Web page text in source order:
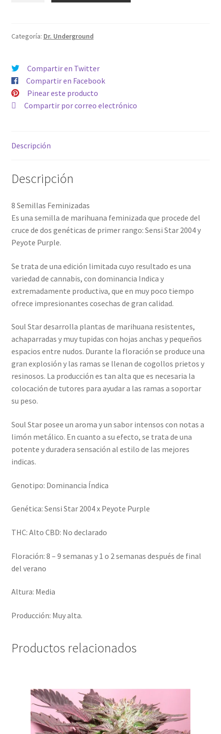
Categoría: Dr. Underground
Compartir en Twitter
Compartir en Facebook
Pinear este producto
Compartir por correo electrónico
Descripción
Descripción
8 Semillas Feminizadas
Es una semilla de marihuana feminizada que procede del
cruce de dos genéticas de primer rango: Sensi Star 2004 y
Peyote Purple.
Se trata de una edición limitada cuyo resultado es una
variedad de cannabis, con dominancia Indica y
extremadamente productiva, que en muy poco tiempo
ofrece impresionantes cosechas de gran calidad.
Soul Star desarrolla plantas de marihuana resistentes,
achaparradas y muy tupidas con hojas anchas y pequeños
espacios entre nudos. Durante la floración se produce una
gran explosión y las ramas se llenan de cogollos prietos y
resinosos. La producción es tan alta que es necesaria la
colocación de tutores para ayudar a las ramas a soportar
su peso.
Soul Star posee un aroma y un sabor intensos con notas a
limón metálico. En cuanto a su efecto, se trata de una
potente y duradera sensación al estilo de las mejores
indicas.
Genotipo: Dominancia Índica
Genética: Sensi Star 2004 x Peyote Purple
THC: Alto CBD: No declarado
Floración: 8 – 9 semanas y 1 o 2 semanas después de final
del verano
Altura: Media
Producción: Muy alta.
Productos relacionados